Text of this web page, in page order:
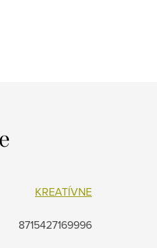
KREATÍVNE
8715427169996